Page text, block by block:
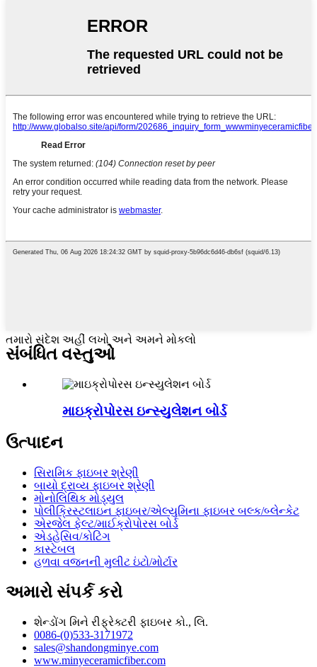
તમારો સંદેશ અહીં લખો અને અમને મોકલો
સંબંધિત વસ્તુઓ
માઇક્રોપોરસ ઇન્સ્યુલેશન બોર્ડ
ઉત્પાદન
સિરામિક ફાઇબર શ્રેણી
બાયો દ્રાવ્ય ફાઇબર શ્રેણી
મોનોલિથિક મોડ્યુલ
પોલીક્રિસ્ટલાઇન ફાઇબર/એલ્યુમિના ફાઇબર બલ્ક/બ્લેન્કેટ
એરજેલ ફેલ્ટ/માઈક્રોપોરસ બોર્ડ
એડહેસિવ/કોટિંગ
કાસ્ટેબલ
હળવા વજનની મુલીટ ઇંટો/મોર્ટાર
અમારો સંપર્ક કરો
શેન્ડોંગ મિને રીફ્રેક્ટરી ફાઇબર કો., લિ.
0086-(0)533-3171972
sales@shandongminye.com
www.minyeceramicfiber.com